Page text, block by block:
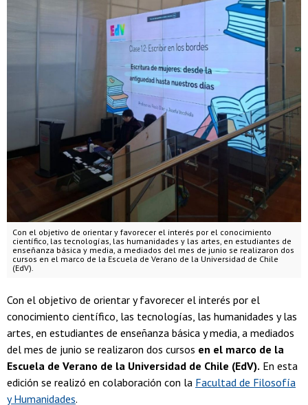
Con el objetivo de orientar y favorecer el interés por el conocimiento
científico, las tecnologías, las humanidades y las artes, en estudiantes de
enseñanza básica y media, a mediados del mes de junio se realizaron dos
cursos en el marco de la Escuela de Verano de la Universidad de Chile
(EdV).
Con el objetivo de orientar y favorecer el interés por el
conocimiento científico, las tecnologías, las humanidades y las
artes, en estudiantes de enseñanza básica y media, a mediados
del mes de junio se realizaron dos cursos en el marco de la
Escuela de Verano de la Universidad de Chile (EdV). En esta
edición se realizó en colaboración con la Facultad de Filosofía
y Humanidades.